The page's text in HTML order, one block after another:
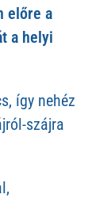
előre a
a helyi
így nehéz
szájra